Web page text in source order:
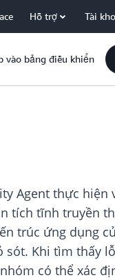
Hỗ trợ Tài
vào bảng điều khiển
Agent thực hiện
tích tĩnh truyền
trúc ứng dụng
sót. Khi tìm thấy
có thể xác